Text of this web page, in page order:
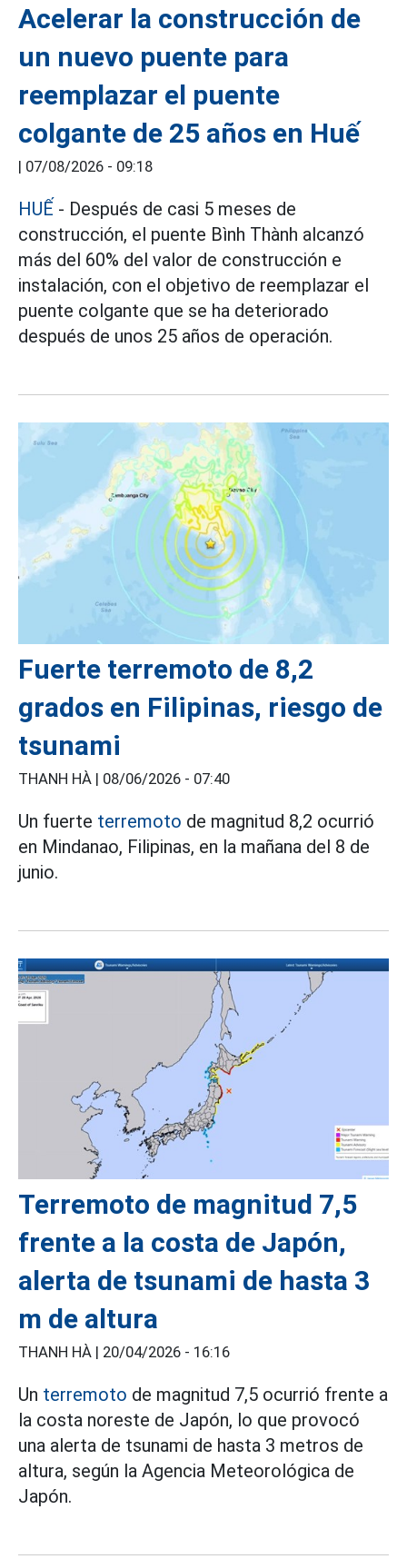
Acelerar la construcción de
un nuevo puente para
reemplazar el puente
colgante de 25 años en Huế
| 07/08/2026 - 09:18
HUẾ - Después de casi 5 meses de
construcción, el puente Bình Thành alcanzó
más del 60% del valor de construcción e
instalación, con el objetivo de reemplazar el
puente colgante que se ha deteriorado
después de unos 25 años de operación.
Fuerte terremoto de 8,2
grados en Filipinas, riesgo de
tsunami
THANH HÀ | 08/06/2026 - 07:40
Un fuerte terremoto de magnitud 8,2 ocurrió
en Mindanao, Filipinas, en la mañana del 8 de
junio.
Terremoto de magnitud 7,5
frente a la costa de Japón,
alerta de tsunami de hasta 3
m de altura
THANH HÀ | 20/04/2026 - 16:16
Un terremoto de magnitud 7,5 ocurrió frente a
la costa noreste de Japón, lo que provocó
una alerta de tsunami de hasta 3 metros de
altura, según la Agencia Meteorológica de
Japón.